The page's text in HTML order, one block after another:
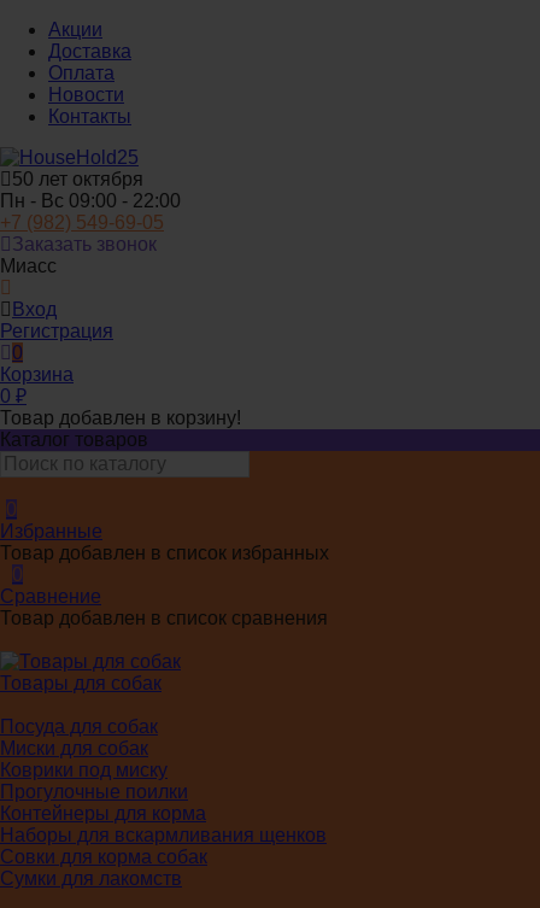
Акции
Доставка
Оплата
Новости
Контакты
50 лет октября
Пн - Вс 09:00 - 22:00
+7 (982) 549-69-05
Заказать звонок
Миасс
Вход
Регистрация
0
Корзина
0 ₽
Товар добавлен в корзину!
Каталог товаров
0
Избранные
Товар добавлен в список избранных
0
Сравнение
Товар добавлен в список сравнения
Товары для собак
Посуда для собак
Миски для собак
Коврики под миску
Прогулочные поилки
Контейнеры для корма
Наборы для вскармливания щенков
Совки для корма собак
Сумки для лакомств